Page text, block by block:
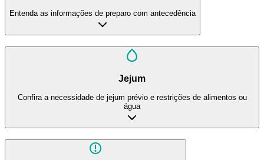
Entenda as informações de preparo com antecedência
Jejum
Confira a necessidade de jejum prévio e restrições de alimentos ou
água